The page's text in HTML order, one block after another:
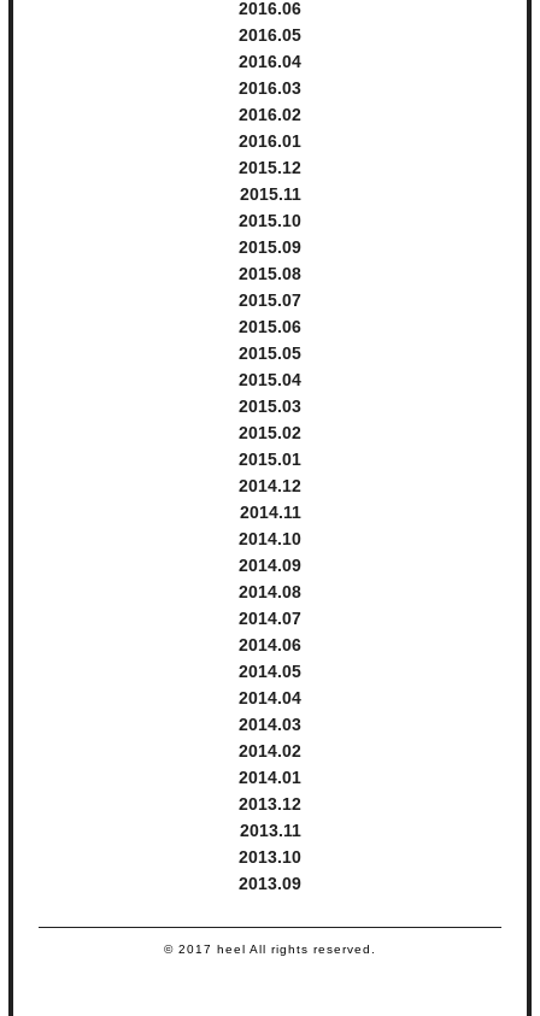
2016. 6
2016. 5
2016. 4
2016. 3
2016. 2
2016.
1
2015.12
2015.11
2015.10
2015. 9
2015. 8
2015. 7
2015. 6
2015. 5
2015. 4
2015. 3
2015. 2
2015.
1
2014.12
2014.11
2014.10
2014. 9
2014. 8
2014. 7
2014. 6
2014. 5
2014. 4
2014. 3
2014. 2
2014.
1
2013.12
2013.11
2013.10
2013. 9
© 2017 heel All rights reserved.